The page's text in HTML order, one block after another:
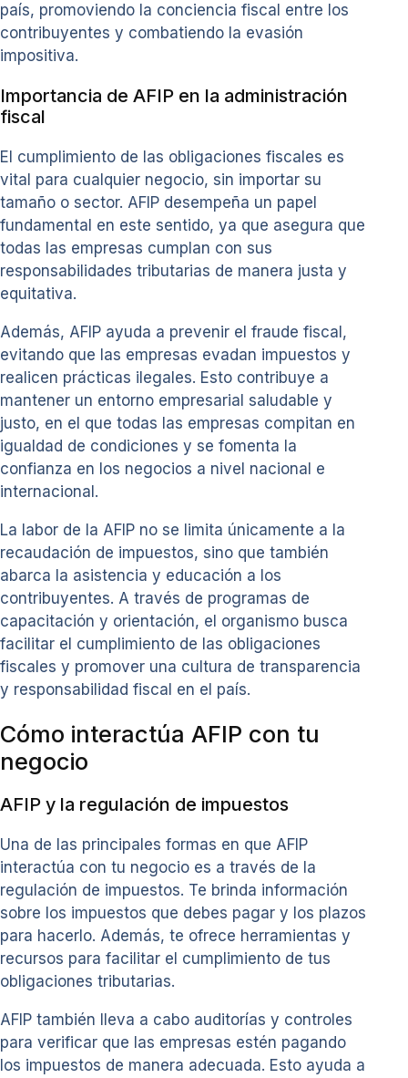
país, promoviendo la conciencia fiscal entre los
contribuyentes y combatiendo la evasión
impositiva.
Importancia de AFIP en la administración
fiscal
El cumplimiento de las obligaciones fiscales es
vital para cualquier negocio, sin importar su
tamaño o sector. AFIP desempeña un papel
fundamental en este sentido, ya que asegura que
todas las empresas cumplan con sus
responsabilidades tributarias de manera justa y
equitativa.
Además, AFIP ayuda a prevenir el fraude fiscal,
evitando que las empresas evadan impuestos y
realicen prácticas ilegales. Esto contribuye a
mantener un entorno empresarial saludable y
justo, en el que todas las empresas compitan en
igualdad de condiciones y se fomenta la
confianza en los negocios a nivel nacional e
internacional.
La labor de la AFIP no se limita únicamente a la
recaudación de impuestos, sino que también
abarca la asistencia y educación a los
contribuyentes. A través de programas de
capacitación y orientación, el organismo busca
facilitar el cumplimiento de las obligaciones
fiscales y promover una cultura de transparencia
y responsabilidad fiscal en el país.
Cómo interactúa AFIP con tu
negocio
AFIP y la regulación de impuestos
Una de las principales formas en que AFIP
interactúa con tu negocio es a través de la
regulación de impuestos. Te brinda información
sobre los impuestos que debes pagar y los plazos
para hacerlo. Además, te ofrece herramientas y
recursos para facilitar el cumplimiento de tus
obligaciones tributarias.
AFIP también lleva a cabo auditorías y controles
para verificar que las empresas estén pagando
los impuestos de manera adecuada. Esto ayuda a